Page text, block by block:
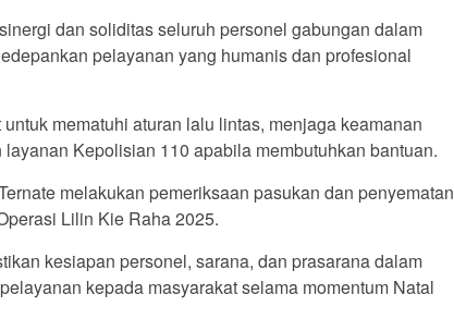
dan soliditas seluruh personel gabungan dalam
pelayanan yang humanis dan profesional
mematuhi aturan lalu lintas, menjaga keamanan
Kepolisian 110 apabila membutuhkan bantuan.
melakukan pemeriksaan pasukan dan penyematan
Lilin Kie Raha 2025.
kesiapan personel, sarana, dan prasarana dalam
kepada masyarakat selama momentum Natal